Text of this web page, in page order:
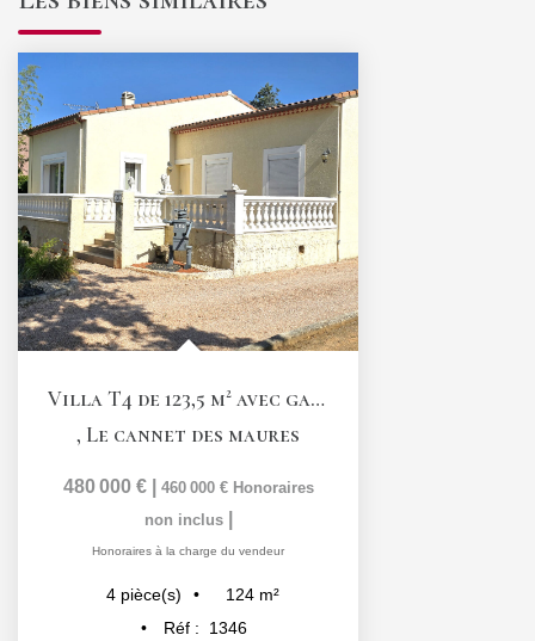
Villa T4 de 123,5 m² avec garage et piscine
, Le cannet des maures
480 000 € 460 000 € Honoraires
non inclus
Honoraires à la charge du vendeur
4 pièce(s) 124 m²
Réf :
1346